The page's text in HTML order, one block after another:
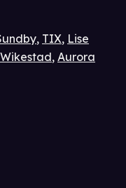
, TIX, Lise
, Aurora